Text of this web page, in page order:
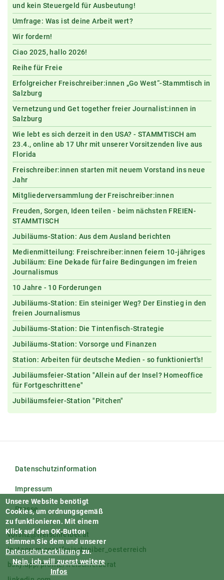
und kein Steuergeld für Ausbeutung!
Umfrage: Was ist deine Arbeit wert?
Wir fordern!
Ciao 2025, hallo 2026!
Reihe für Freie
Erfolgreicher Freischreiber:innen „Go West“-Stammtisch in
Salzburg
Vernetzung und Get together freier Journalist:innen in
Salzburg
Wie lebt es sich derzeit in den USA? - STAMMTISCH am
23.4., online ab 17 Uhr mit unserer Vorsitzenden live aus
Florida
Freischreiber:innen starten mit neuem Vorstand ins neue
Jahr
Mitgliederversammlung der Freischreiber:innen
Freuden, Sorgen, Ideen teilen - beim nächsten FREIEN-
STAMMTISCH
Jubiläums-Station: Aus dem Ausland berichten
Medienmitteilung: Freischreiber:innen feiern 10-jähriges
Jubiläum: Eine Dekade für faire Bedingungen im freien
Journalismus
10 Jahre - 10 Forderungen
Jubiläums-Station: Ein steiniger Weg? Der Einstieg in den
freien Journalismus
Jubiläums-Station: Die Tintenfisch-Strategie
Jubiläums-Station: Vorsorge und Finanzen
Station: Arbeiten für deutsche Medien - so funktioniert's!
Jubiläumsfeier-Station "Allein auf der Insel? Homeoffice
für Fortgeschrittene"
Jubiläumsfeier-Station "Pitchen"
Datenschutzinformation
Impressum
Presse
vorsitz@freischreiber.at
instagram.com/freischreiber_oesterreich
bsky.app/profile/freischreiberat
Unsere Website benötigt
Cookies, um ordnungsgemäß
zu funktionieren. Mit einem
Klick auf den OK-Button
stimmen Sie dem und unserer
Datenschutzerklärungzu.
Nein, ich will zuerst weitere
Infos